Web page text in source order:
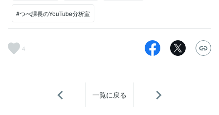
#つべ課長のYouTube分析室
4
一覧に戻る